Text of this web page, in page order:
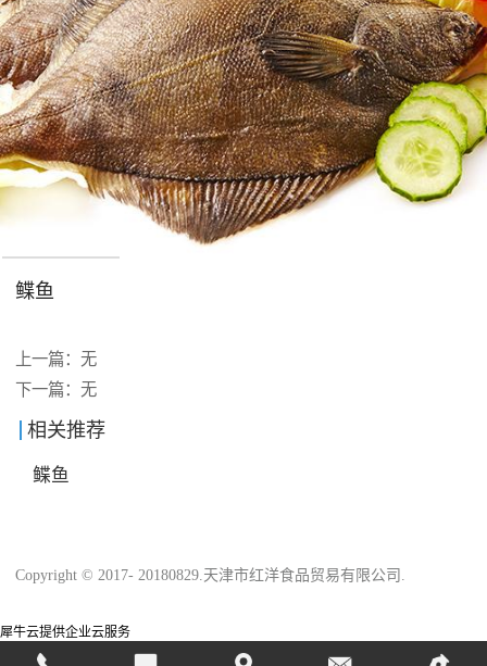
鲽鱼
上一篇：无
下一篇：无
相关推荐
鲽鱼
Copyright © 2017- 20180829.天津市红洋食品贸易有限公司.
犀牛云提供企业云服务